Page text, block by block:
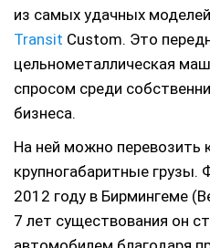
из самых удачных
Transit Custom. Это
цельнометаллическая
спросом среди
бизнеса.
На ней можно перевозить
крупногабаритные грузы.
2012 году в Бирмингеме
7 лет существования он